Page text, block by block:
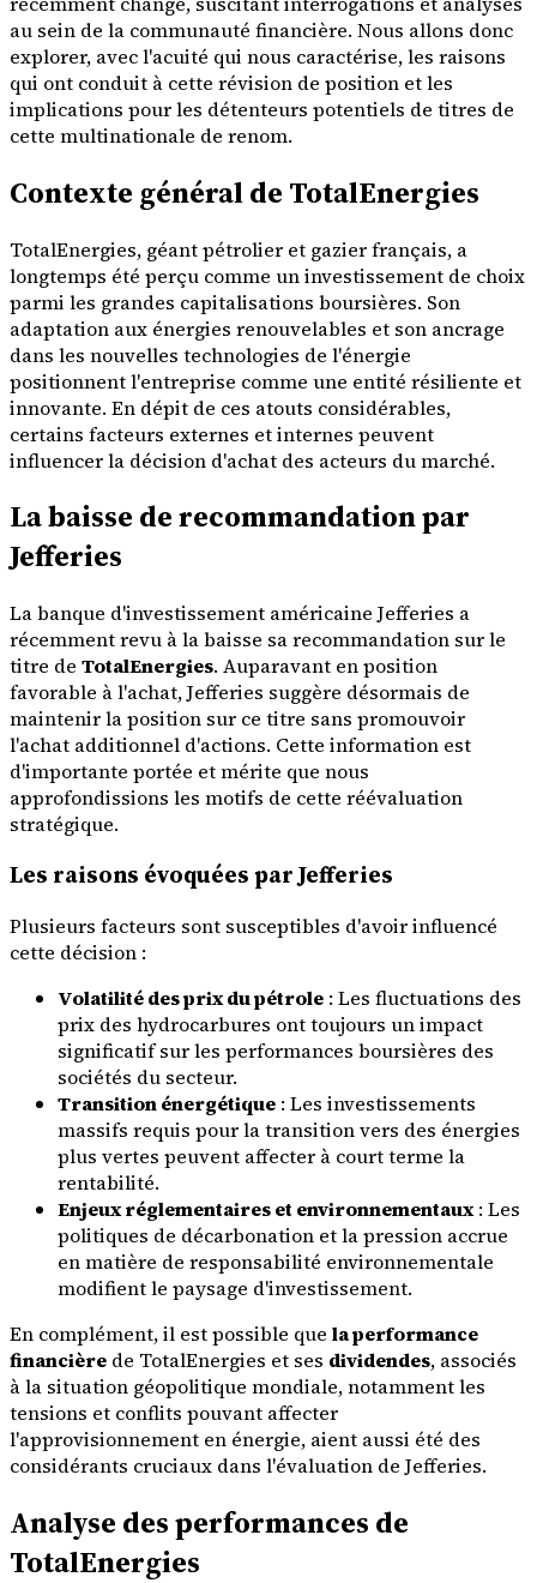
au sein de la communauté financière. Nous allons donc
explorer, avec l'acuité qui nous caractérise, les raisons
qui ont conduit à cette révision de position et les
implications pour les détenteurs potentiels de titres de
cette multinationale de renom.
Contexte général de TotalEnergies
TotalEnergies, géant pétrolier et gazier français, a
longtemps été perçu comme un investissement de choix
parmi les grandes capitalisations boursières. Son
adaptation aux énergies renouvelables et son ancrage
dans les nouvelles technologies de l'énergie
positionnent l'entreprise comme une entité résiliente et
innovante. En dépit de ces atouts considérables,
certains facteurs externes et internes peuvent
influencer la décision d'achat des acteurs du marché.
La baisse de recommandation par
Jefferies
La banque d'investissement américaine Jefferies a
récemment revu à la baisse sa recommandation sur le
titre de TotalEnergies. Auparavant en position
favorable à l'achat, Jefferies suggère désormais de
maintenir la position sur ce titre sans promouvoir
l'achat additionnel d'actions. Cette information est
d'importante portée et mérite que nous
approfondissions les motifs de cette réévaluation
stratégique.
Les raisons évoquées par Jefferies
Plusieurs facteurs sont susceptibles d'avoir influencé
cette décision :
Volatilité des prix du pétrole : Les fluctuations des
prix des hydrocarbures ont toujours un impact
significatif sur les performances boursières des
sociétés du secteur.
Transition énergétique : Les investissements
massifs requis pour la transition vers des énergies
plus vertes peuvent affecter à court terme la
rentabilité.
Enjeux réglementaires et environnementaux: Les
politiques de décarbonation et la pression accrue
en matière de responsabilité environnementale
modifient le paysage d'investissement.
En complément, il est possible que la performance
financière de TotalEnergies et ses dividendes, associés
à la situation géopolitique mondiale, notamment les
tensions et conflits pouvant affecter
l'approvisionnement en énergie, aient aussi été des
considérants cruciaux dans l'évaluation de Jefferies.
Analyse des performances de
TotalEnergies